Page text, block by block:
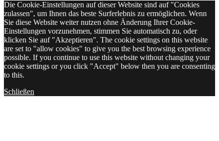
Die Cookie-Einstellungen auf dieser Website sind auf "Cookies
zulassen", um Ihnen das beste Surferlebnis zu ermöglichen. Wenn
Sie diese Website weiter nutzen ohne Änderung Ihrer Cookie-
Einstellungen vorzunehmen, stimmen Sie automatisch zu, oder
klicken Sie auf "Akzeptieren". The cookie settings on this website
are set to "allow cookies" to give you the best browsing experience
possible. If you continue to use this website without changing your
cookie settings or you click "Accept" below then you are consenting
to this.
Schließen